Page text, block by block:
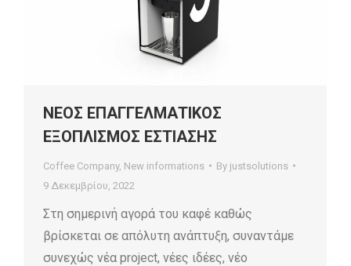
ΝΕΟΣ ΕΠΑΓΓΕΛΜΑΤΙΚΟΣ
ΕΞΟΠΛΙΣΜΟΣ ΕΣΤΙΑΣΗΣ
Coffee Company, New informations By justsolutions
9 Δεκεμβρίου, 2022
Στη σημερινή αγορά του καφέ καθώς
βρίσκεται σε απόλυτη ανάπτυξη, συναντάμε
συνεχώς νέα project, νέες ιδέες, νέο